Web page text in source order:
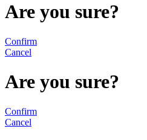
Are you sure?
Confirm
Cancel
Are you sure?
Confirm
Cancel